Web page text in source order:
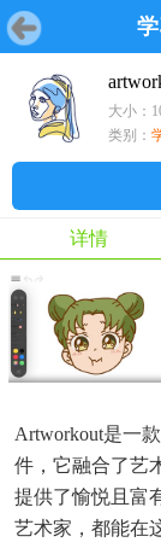
首页 游戏
首页 游戏 软件 鸿
大小：
类别：
详情
Artworkout是一
件，它融合了艺
提供了愉悦且富
艺术家，都能在